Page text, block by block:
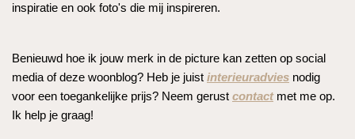
inspiratie en ook foto's die mij inspireren.
Benieuwd hoe ik jouw merk in de picture kan zetten op social
media of deze woonblog? Heb je juist interieuradvies nodig
voor een toegankelijke prijs? Neem gerust contactmet me op.
Ik help je graag!